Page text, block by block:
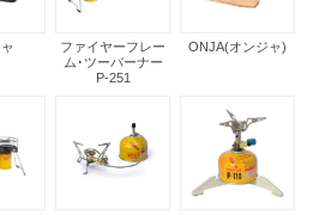
ファイヤーフレー
ム･ツーバーナー
P-251
ONJA(オンジャ)